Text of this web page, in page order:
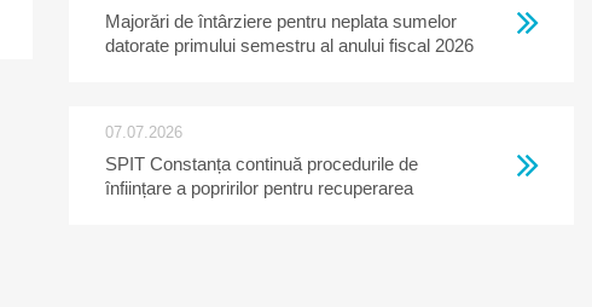
Majorări de întârziere pentru neplata sumelor
datorate primului semestru al anului fiscal 2026
07.07.2026
SPIT Constanța continuă procedurile de
înființare a popririlor pentru recuperarea